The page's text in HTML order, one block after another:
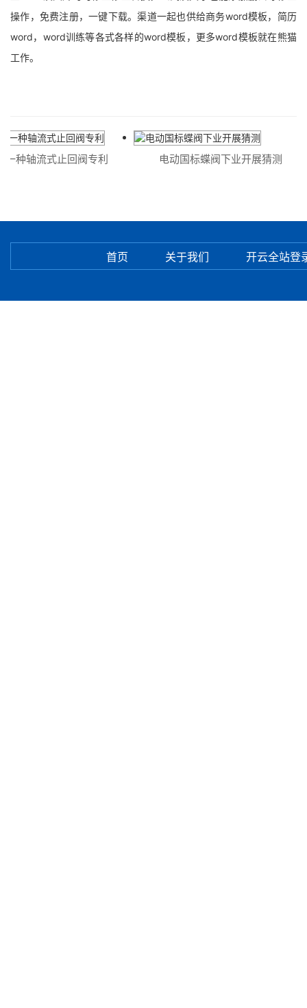
操作，免费注册，一键下载。渠道一起也供给商务word模板，简历
word，word训练等各式各样的word模板，更多word模板就在熊猫
工作。
轴流式止回阀专利 电动国标蝶阀下业开展猜测
首页 关于我们 开云全站登